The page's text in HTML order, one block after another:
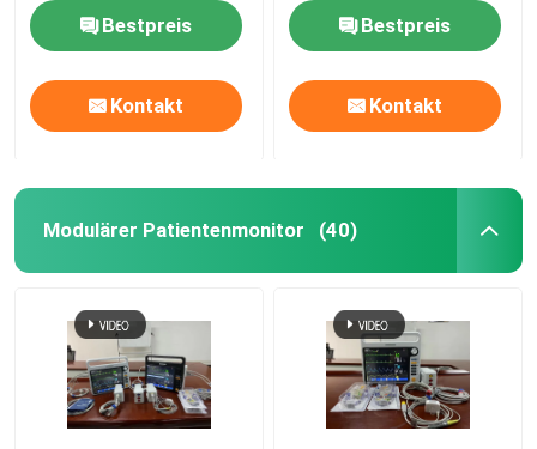
Bestpreis
Kontakt
Bestpreis
Kontakt
Modulärer Patientenmonitor (40)